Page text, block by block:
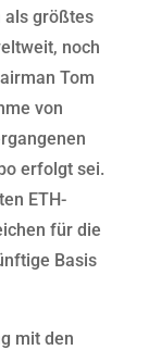
als größtes
noch
Tom
von
erfolgt sei.
ETH-
für die
Basis
mit den